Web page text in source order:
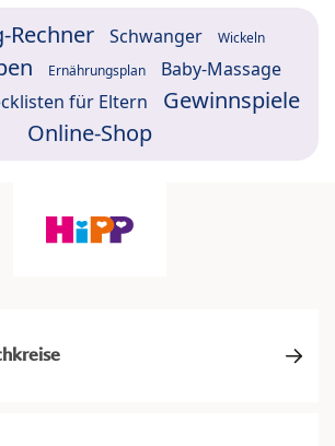
Rechner Schwanger Wickeln
Ernährungsplan Baby-Massage
für Eltern
Gewinnspiele
Online-Shop